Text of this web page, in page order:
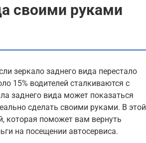
своими руками
зеркало заднего вида перестало
15% водителей сталкиваются с
заднего вида может показаться
сделать своими руками. В этой
которая поможет вам вернуть
на посещении автосервиса.